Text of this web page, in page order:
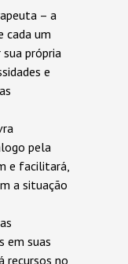
– a
cada um
própria
e
pela
e facilitará,
a situação
em suas
recursos no